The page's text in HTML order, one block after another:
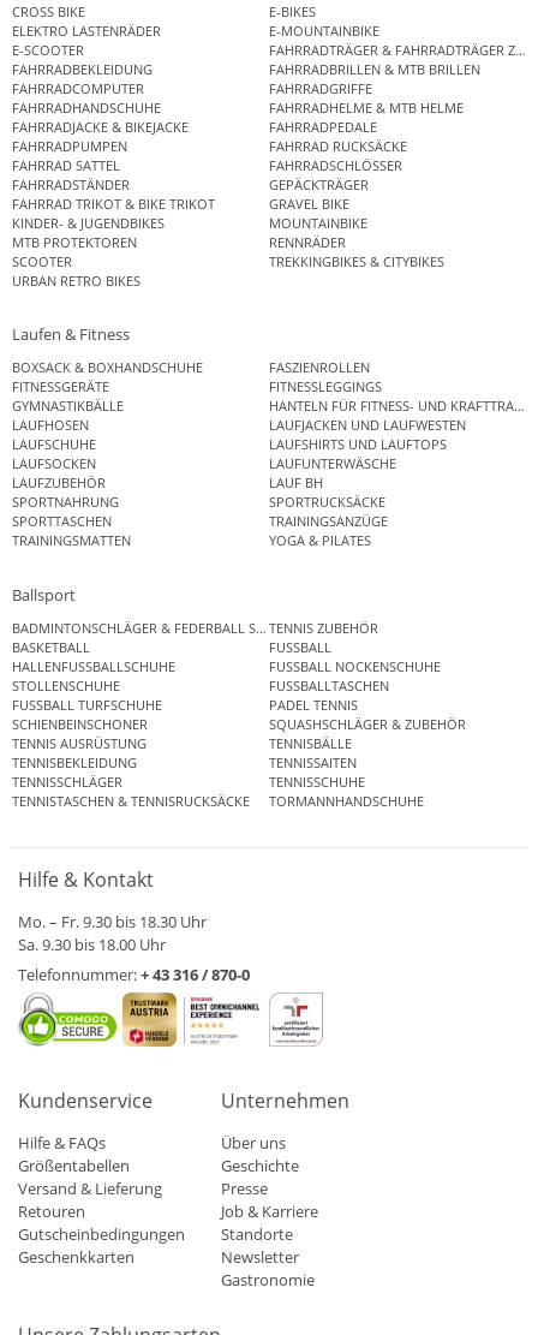
CROSS BIKE
E-BIKES
ELEKTRO LASTENRÄDER
E-MOUNTAINBIKE
E-SCOOTER
FAHRRADTRÄGER & FAHRRADTRÄGER
FAHRRADBEKLEIDUNG
FAHRRADBRILLEN & MTB BRILLEN
FAHRRADCOMPUTER
FAHRRADGRIFFE
FAHRRADHANDSCHUHE
FAHRRADHELME & MTB HELME
FAHRRADJACKE & BIKEJACKE
FAHRRADPEDALE
FAHRRADPUMPEN
FAHRRAD RUCKSÄCKE
FAHRRAD SATTEL
FAHRRADSCHLÖSSER
FAHRRADSTÄNDER
GEPÄCKTRÄGER
FAHRRAD TRIKOT & BIKE TRIKOT
GRAVEL BIKE
KINDER- & JUGENDBIKES
MOUNTAINBIKE
MTB PROTEKTOREN
RENNRÄDER
SCOOTER
TREKKINGBIKES & CITYBIKES
URBAN RETRO BIKES
Laufen & Fitness
BOXSACK & BOXHANDSCHUHE
FASZIENROLLEN
FITNESSGERÄTE
FITNESSLEGGINGS
GYMNASTIKBÄLLE
HANTELN FÜR FITNESS- UND
LAUFHOSEN
LAUFJACKEN UND LAUFWESTEN
LAUFSCHUHE
LAUFSHIRTS UND LAUFTOPS
LAUFSOCKEN
LAUFUNTERWÄSCHE
LAUFZUBEHÖR
LAUF BH
SPORTNAHRUNG
SPORTRUCKSÄCKE
SPORTTASCHEN
TRAININGSANZÜGE
TRAININGSMATTEN
YOGA & PILATES
Ballsport
BADMINTONSCHLÄGER & FEDERBALL SETSTENNIS ZUBEHÖR
BASKETBALL
FUSSBALL
HALLENFUSSBALLSCHUHE
FUSSBALL NOCKENSCHUHE
STOLLENSCHUHE
FUSSBALLTASCHEN
FUSSBALL TURFSCHUHE
PADEL TENNIS
SCHIENBEINSCHONER
SQUASHSCHLÄGER & ZUBEHÖR
TENNIS AUSRÜSTUNG
TENNISBÄLLE
TENNISBEKLEIDUNG
TENNISSAITEN
TENNISSCHLÄGER
TENNISSCHUHE
TENNISTASCHEN & TENNISRUCKSÄCKE
TORMANNHANDSCHUHE
Hilfe & Kontakt
Mo. – Fr. 9.30 bis 18.30 Uhr
Sa. 9.30 bis 18.00 Uhr
Telefonnummer:+ 43 316 / 870-0
Kundenservice
Hilfe & FAQs
Größentabellen
Versand & Lieferung
Retouren
Gutscheinbedingungen
Geschenkkarten
Unternehmen
Über uns
Geschichte
Presse
Job & Karriere
Standorte
Newsletter
Gastronomie